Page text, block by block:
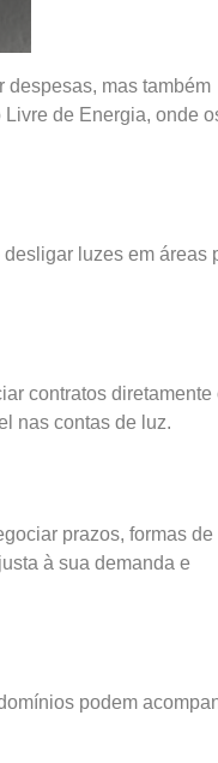
despesas, mas também
de Energia, onde
luzes em áreas
contratos diretamente
nas contas de luz.
prazos, formas de
à sua demanda e
podem